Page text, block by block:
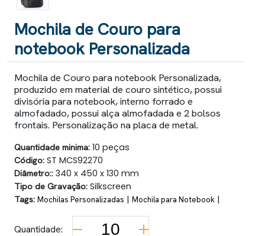
Mochila de Couro para
notebook Personalizada
Mochila de Couro para notebook Personalizada,
produzido em material de couro sintético, possui
divisória para notebook, interno forrado e
almofadado, possui alça almofadada e 2 bolsos
frontais. Personalização na placa de metal.
Quantidade minima: 10 peças
Código: ST MCS92270
Diâmetro:: 340 x 450 x 130 mm
Tipo de Gravação: Silkscreen
Tags: Mochilas Personalizadas | Mochila para Notebook |
Quantidade: